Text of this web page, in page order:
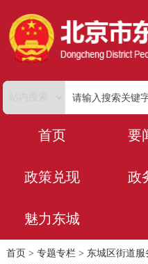
首页 要
政策兑现 政
魅力东城
首页 > 专题专栏> 东城区街道服